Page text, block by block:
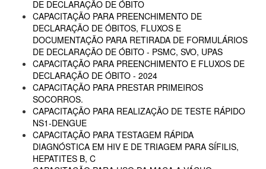
DE DECLARAÇÃO DE ÓBITO
CAPACITAÇÃO PARA PREENCHIMENTO DE
DECLARAÇÃO DE ÓBITOS, FLUXOS E
DOCUMENTAÇÃO PARA RETIRADA DE FORMULÁRIOS
DE DECLARAÇÃO DE ÓBITO - PSMC, SVO, UPAS
CAPACITAÇÃO PARA PREENCHIMENTO E FLUXOS DE
DECLARAÇÃO DE ÓBITO - 2024
CAPACITAÇÃO PARA PRESTAR PRIMEIROS
SOCORROS.
CAPACITAÇÃO PARA REALIZAÇÃO DE TESTE RÁPIDO
NS1-DENGUE
CAPACITAÇÃO PARA TESTAGEM RÁPIDA
DIAGNÓSTICA EM HIV E DE TRIAGEM PARA SÍFILIS,
HEPATITES B, C